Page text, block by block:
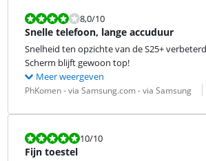
Beoordeling is 8,0 van de 10.
8,0/10
Snelle telefoon, lange accuduur
Snelheid ten opzichte van de S25+
Scherm blijft gewoon top!
Meer weergeven
Beoordeling door:
PhKomen - via Samsung.com - via Samsung
Datum:
Beoordeling is 10 van de 10.
10/10
Fijn toestel